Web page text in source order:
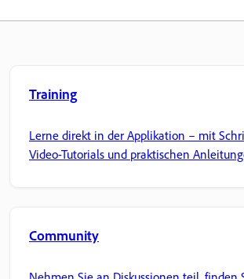
Training
Lerne direkt in der Applikation – mit
Video-Tutorials und praktischen
Community